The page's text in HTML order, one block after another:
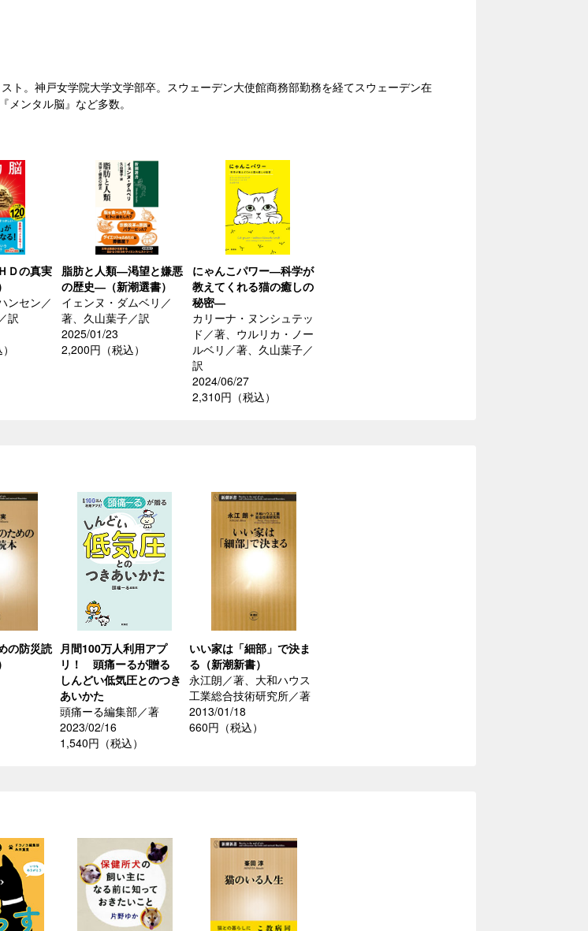
ト。神戸女学院大学文学部卒。スウェーデン大使館商務部勤務を経てスウェーデン在
ンタル脳』など多数。
Ｄの真実
ンセン／
訳
脂肪と人類―渇望と嫌悪
の歴史―（新潮選書）
イェンヌ・ダムベリ／
著、久山葉子／訳
2025/01/23
2,200円（税込）
にゃんこパワー―科学が
教えてくれる猫の癒しの
秘密―
カリーナ・ヌンシュテッ
ド／著、ウルリカ・ノー
ルベリ／著、久山葉子／
訳
2024/06/27
2,310円（税込）
の防災読 月間100万人利用アプ
リ！ 頭痛ーるが贈る
しんどい低気圧とのつき
あいかた
頭痛ーる編集部／著
2023/02/16
1,540円（税込）
いい家は「細部」で決ま
る（新潮新書）
永江朗／著、大和ハウス
工業総合技術研究所／著
2013/01/18
660円（税込）